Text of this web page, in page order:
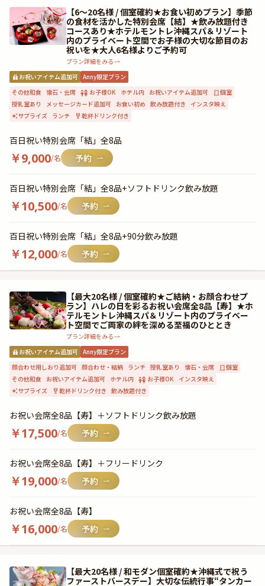
【6〜20名様 / 個室確約★お食い初めプラン】季節
の食材を活かした特別会席【結】★飲み放題付き
コースあり★ホテルモントレ沖縄スパ＆リゾート
内のプライベート空間でお子様の大切な節目のお
祝いを★大人6名様よりご予約可
プラン詳細をみる
お祝いアイテム追加可 Anny限定プラン
その他和食 懐石・会席 お子様OK ホテル内 お祝いアイテム追加可
個室
授乳室あり
メッセージカード追加可 お食い初め 飲み放題付き
インスタ映え
サプライズ ランチ 乾杯ドリンク付き
百日祝い特別会席「結」全8品
￥9,000/名
百日祝い特別会席「結」全8品+ソフトドリンク飲み放題
￥10,500/名
百日祝い特別会席「結」全8品+90分飲み放題
￥12,000/名
【最大20名様 / 個室確約★ご結納・お顔合わせプ
ラン】ハレの日を彩るお祝い会席全8品【寿】★ホ
テルモントレ沖縄スパ＆リゾート内のプライベー
ト空間でご両家の絆を深める至福のひととき
プラン詳細をみる
お祝いアイテム追加可 Anny限定プラン
顔合わせ用しおり追加可 顔合わせ・結納 ランチ 授乳室あり 懐石・会席
個室
その他和食 お祝いアイテム追加可 ホテル内 お子様OK インスタ映え
サプライズ
乾杯ドリンク付き 飲み放題付き
お祝い会席全8品【寿】＋ソフトドリンク飲み放題
￥17,500/名
お祝い会席全8品【寿】＋フリードリンク
￥19,000/名
お祝い会席全8品【寿】
￥16,000/名
【最大20名様 / 和モダン個室確約★沖縄式で祝う
ファーストバースデー】大切な伝統行事“タンカー